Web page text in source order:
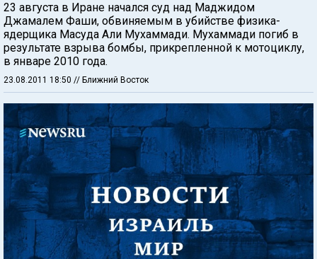
23 августа в Иране начался суд над Маджидом
Джамалем Фаши, обвиняемым в убийстве физика-
ядерщика Масуда Али Мухаммади. Мухаммади погиб в
результате взрыва бомбы, прикрепленной к мотоциклу,
в январе 2010 года.
23.08.2011 18:50 // Ближний Восток